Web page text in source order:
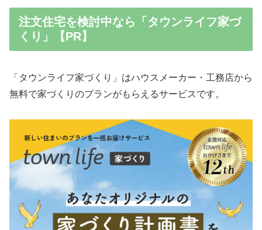
注文住宅を検討中なら「タウンライフ家づ
くり」【PR】
「タウンライフ家づくり」はハウスメーカー・工務店から
無料で家づくりのプランがもらえるサービスです。